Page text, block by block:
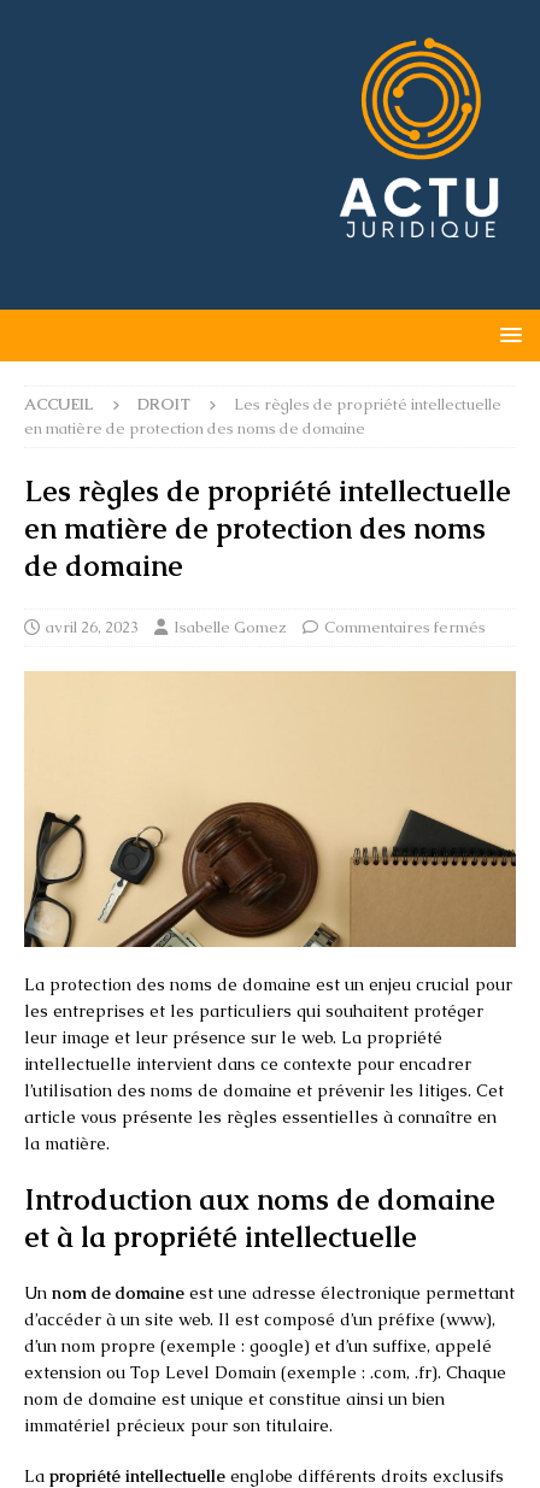
ACCUEIL DROIT
Les règles de propriété intellectuelle
en matière de protection des noms de domaine
Les règles de propriété intellectuelle
en matière de protection des noms
de domaine
avril 26, 2023 Isabelle Gomez Commentaires fermés
La protection des noms de domaine est un enjeu crucial pour
les entreprises et les particuliers qui souhaitent protéger
leur image et leur présence sur le web. La propriété
intellectuelle intervient dans ce contexte pour encadrer
l’utilisation des noms de domaine et prévenir les litiges. Cet
article vous présente les règles essentielles à connaître en
la matière.
Introduction aux noms de domaine
et à la propriété intellectuelle
Un nom de domaine est une adresse électronique permettant
d’accéder à un site web. Il est composé d’un préfixe (www),
d’un nom propre (exemple : google) et d’un suffixe, appelé
extension ou Top Level Domain (exemple : .com, .fr). Chaque
nom de domaine est unique et constitue ainsi un bien
immatériel précieux pour son titulaire.
La propriété intellectuelle englobe différents droits exclusifs